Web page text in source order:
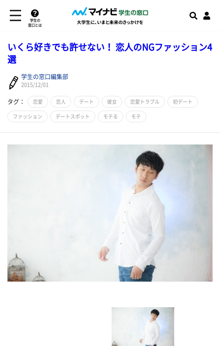
学生の
窓口とは
いくら好きでも許せない！ 恋人のNGファッション4
選
学生の窓口編集部
2015/12/01
タグ： 恋愛 恋人 デート 彼女 恋愛トラブル 初デート
ファッション デートスポット モテる モテ